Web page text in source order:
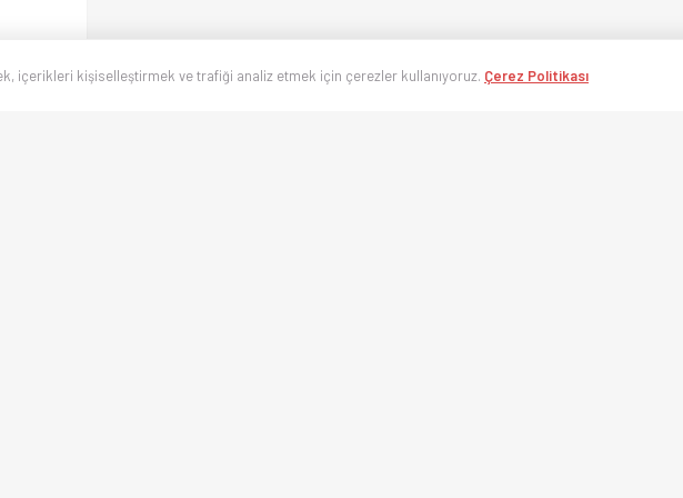
içerikleri kişiselleştirmek ve trafiği analiz etmek için çerezler kullanıyoruz. Çerez Politikası